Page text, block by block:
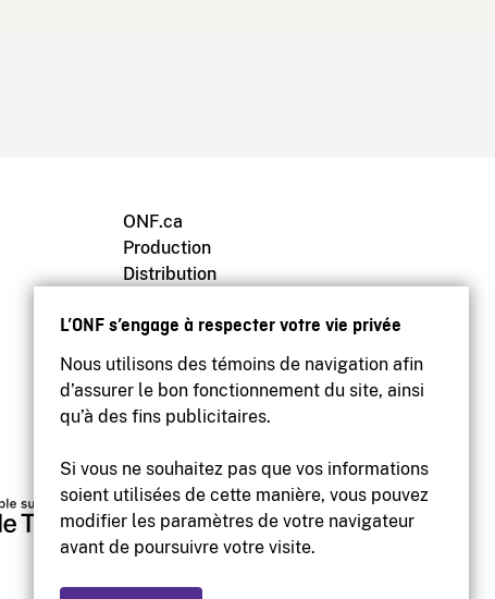
L’ONF s’engage à respecter votre vie privée
Nous utilisons des témoins de navigation afin
d’assurer le bon fonctionnement du site, ainsi
qu’à des fins publicitaires.
Si vous ne souhaitez pas que vos informations
soient utilisées de cette manière, vous pouvez
modifier les paramètres de votre navigateur
avant de poursuivre votre visite.
ONF.ca
Production
Distribution
Archives